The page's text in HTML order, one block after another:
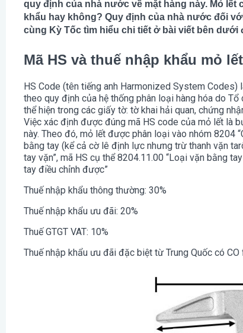
quy định của nhà nước về mặt hàng này. Mỏ
khẩu hay không? Quy định của nhà nước đối
cùng Kỳ Tốc tìm hiểu chi tiết ở bài viết bên dưới
Mã HS và thuế nhập khẩu mỏ lết
HS Code (tên tiếng anh Harmonized System
theo quy định của hệ thống phân loại hàng hóa do
thể hiện trong các giấy tờ: tờ khai hải quan, chứng
Việc xác định được đúng mã HS code của mỏ lết là
này. Theo đó, mỏ lết được phân loại vào nhóm 8204
bằng tay (kể cả cờ lê định lực nhưng trừ thanh vặn
tay vặn”, mã HS cụ thể 8204.11.00 “Loại vặn bằng
tay điều chỉnh được”
Thuế nhập khẩu thông thường: 30%
Thuế nhập khẩu ưu đãi: 20%
Thuế GTGT VAT: 10%
Thuế nhập khẩu ưu đãi đặc biệt từ Trung Quốc có CO